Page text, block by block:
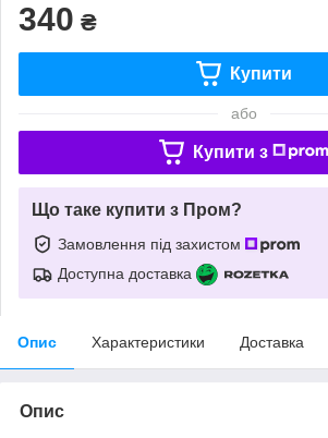
340 ₴
Купити
або
Купити з
Що таке купити з Пром?
Замовлення під захистом
Доступна доставка
Опис Характеристики Доставка
Опис